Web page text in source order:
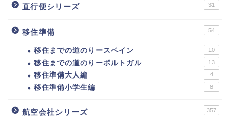
直行便シリーズ 31
移住準備 54
移住までの道のりースペイン 10
移住までの道のりーポルトガル 13
移住準備大人編 4
移住準備小学生編 8
航空会社シリーズ 357